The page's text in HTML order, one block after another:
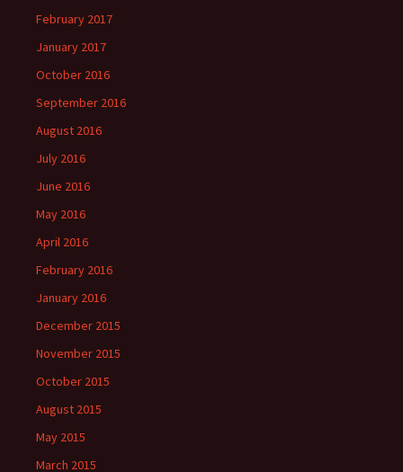
February 2017
January 2017
October 2016
September 2016
August 2016
July 2016
June 2016
May 2016
April 2016
February 2016
January 2016
December 2015
November 2015
October 2015
August 2015
May 2015
March 2015